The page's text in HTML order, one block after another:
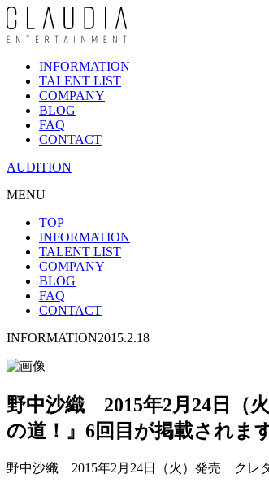
INFORMATION
TALENT LIST
COMPANY
BLOG
FAQ
CONTACT
AUDITION
MENU
TOP
INFORMATION
TALENT LIST
COMPANY
BLOG
FAQ
CONTACT
INFORMATION2015.2.18
野中沙織 2015年2月24日（
の道！』6回目が掲載されます
野中沙織 2015年2月24日（火）発売 クレ